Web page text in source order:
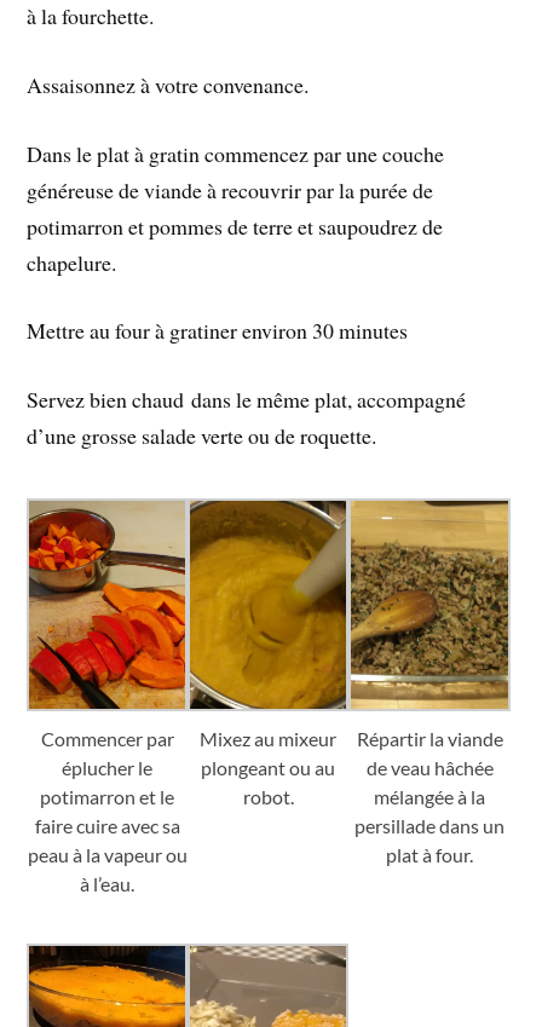
à la fourchette.
Assaisonnez à votre convenance.
Dans le plat à gratin commencez par une couche
généreuse de viande à recouvrir par la purée de
potimarron et pommes de terre et saupoudrez de
chapelure.
Mettre au four à gratiner environ 30 minutes
Servez bien chaud dans le même plat, accompagné
d’une grosse salade verte ou de roquette.
Commencer par
éplucher le
potimarron et le
faire cuire avec sa
peau à la vapeur ou
à l’eau.
Mixez au mixeur
plongeant ou au
robot.
Répartir la viande
de veau hâchée
mélangée à la
persillade dans un
plat à four.